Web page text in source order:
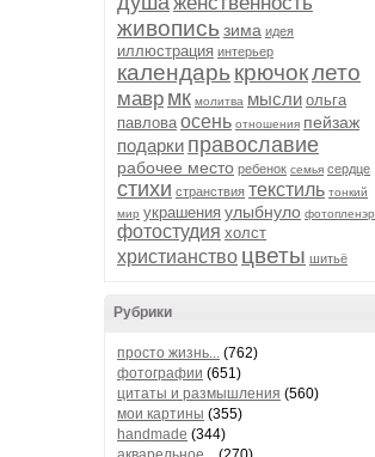
живопись зима идея
иллюстрация интерьер
календарь крючоклето
мавр мк молитва мысли ольга
павлова осень отношения пейзаж
подарки православие
рабочее место ребенок семья сердце
стихи странствия текстиль тонкий
мир украшения улыбнуло фотопленэр
фотостудия холст
христианство цветы шитьё
Рубрики
просто жизнь... (762)
фотографии (651)
цитаты и размышления (560)
мои картины (355)
handmade (344)